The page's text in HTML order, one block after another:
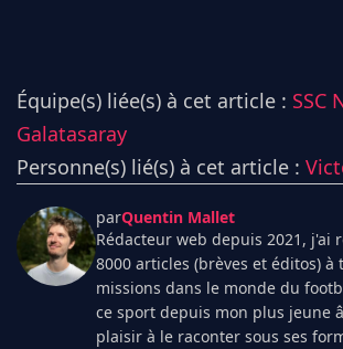
Équipe(s) liée(s) à cet article : SSC
Galatasaray
Personne(s) lié(s) à cet article :
parQuentin Mallet
Rédacteur web depuis 2021, j'ai
8000 articles (brèves et éditos) à
missions dans le monde du
ce sport depuis mon plus jeune
plaisir à le raconter sous ses